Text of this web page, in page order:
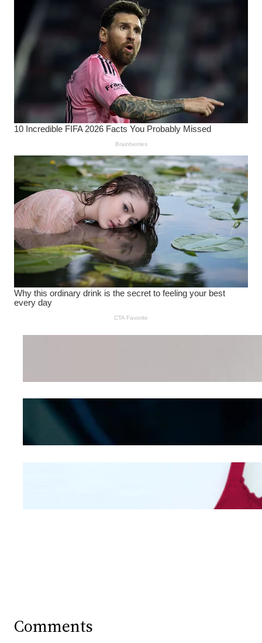
Wanita Pamer Pakaian
Kepribadian
Mengintip Kepribadian
Wanita Dari Warna Bra
Comments